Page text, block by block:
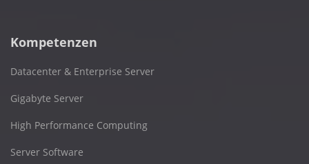
Kompetenzen
Datacenter & Enterprise Server
Gigabyte Server
High Performance Computing
Server Software